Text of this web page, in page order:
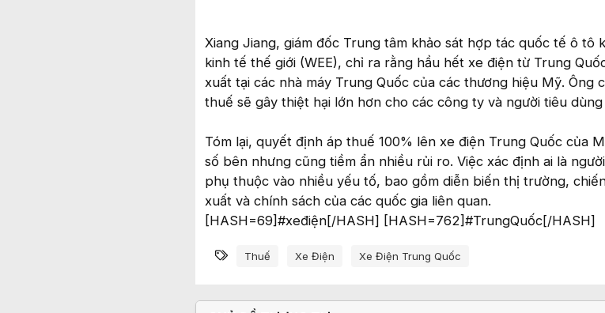
Xiang Jiang, giám đốc Trung tâm khảo sát hợp tác quốc tế ô tô
kinh tế thế giới (WEE), chỉ ra rằng hầu hết xe điện từ Trung
xuất tại các nhà máy Trung Quốc của các thương hiệu Mỹ. Ông
thuế sẽ gây thiệt hại lớn hơn cho các công ty và người tiêu
Tóm lại, quyết định áp thuế 100% lên xe điện Trung Quốc của
số bên nhưng cũng tiềm ẩn nhiều rủi ro. Việc xác định ai là
phụ thuộc vào nhiều yếu tố, bao gồm diễn biến thị trường,
xuất và chính sách của các quốc gia liên quan.
[HASH=69]#xeđiện[/HASH] [HASH=762]#TrungQuốc[/HASH]
Từ khóa
Thuế Xe Điện Xe Điện Trung Quốc